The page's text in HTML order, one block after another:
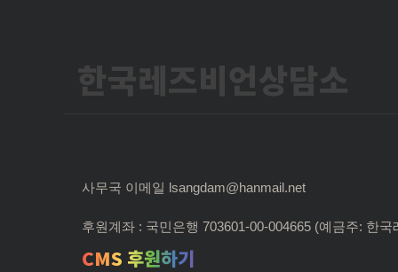
한국레즈비언상담소
사무국 이메일 lsangdam@hanmail.net
후원계좌 : 국민은행 703601-00-004665 (예금주: 한국
CMS 후원하기